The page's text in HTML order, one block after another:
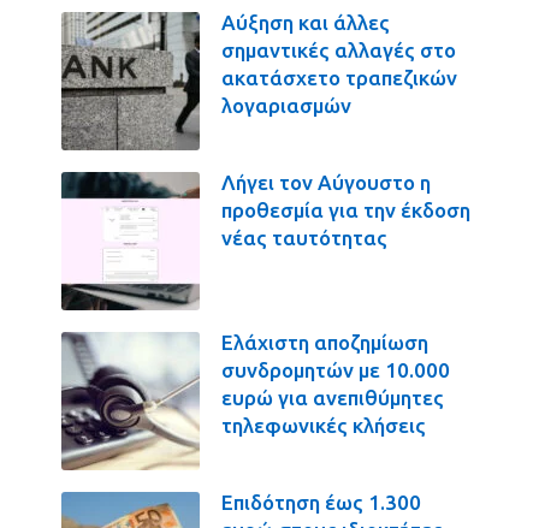
Αύξηση και άλλες
σημαντικές αλλαγές στο
ακατάσχετο τραπεζικών
λογαριασμών
Λήγει τον Αύγουστο η
προθεσμία για την έκδοση
νέας ταυτότητας
Ελάχιστη αποζημίωση
συνδρομητών με 10.000
ευρώ για ανεπιθύμητες
τηλεφωνικές κλήσεις
Επιδότηση έως 1.300